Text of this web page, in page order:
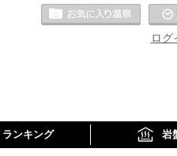
ログ
お気
ランキング 岩